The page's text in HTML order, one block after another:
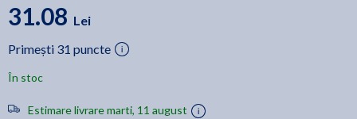
31.08 Lei
Primești 31 puncte
În stoc
Estimare livrare marti, 11 august